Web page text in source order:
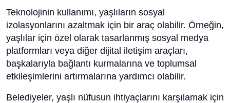
Teknolojinin kullanımı, yaşlıların sosyal
izolasyonlarını azaltmak için bir araç olabilir. Örneğin,
yaşlılar için özel olarak tasarlanmış sosyal medya
platformları veya diğer dijital iletişim araçları,
başkalarıyla bağlantı kurmalarına ve toplumsal
etkileşimlerini artırmalarına yardımcı olabilir.
Belediyeler, yaşlı nüfusun ihtiyaçlarını karşılamak için